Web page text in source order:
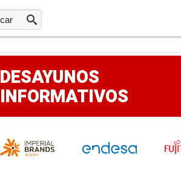
DESAYUNOS
INFORMATIVOS